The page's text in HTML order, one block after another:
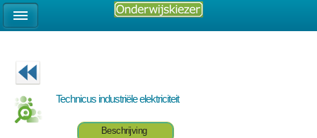
Technicus industriële elektriciteit
Beschrijving